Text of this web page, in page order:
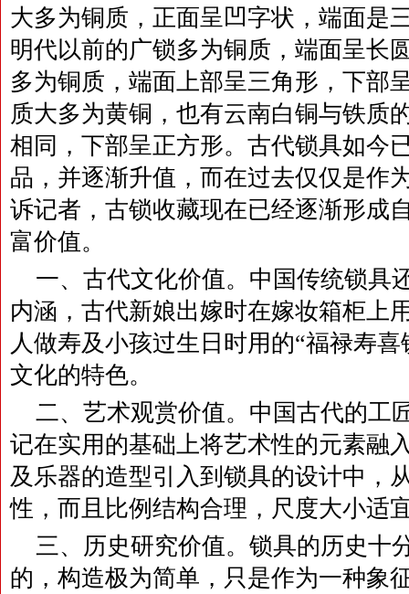
大多为铜质，正面呈凹字状，端面是
明代以前的广锁多为铜质，端面呈长
多为铜质，端面上部呈三角形，下部
质大多为黄铜，也有云南白铜与铁质
相同，下部呈正方形。古代锁具如今
品，并逐渐升值，而在过去仅仅是作
诉记者，古锁收藏现在已经逐渐形成
富价值。
一、古代文化价值。中国传统锁具
内涵，古代新娘出嫁时在嫁妆箱柜上
人做寿及小孩过生日时用的“福禄寿
文化的特色。
二、艺术观赏价值。中国古代的工
记在实用的基础上将艺术性的元素融
及乐器的造型引入到锁具的设计中，
性，而且比例结构合理，尺度大小适
三、历史研究价值。锁具的历史十
的，构造极为简单，只是作为一种象